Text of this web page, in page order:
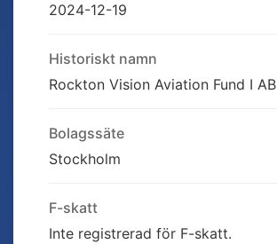
2024-12-19
Historiskt namn
Rockton Vision Aviation Fund I AB
Bolagssäte
Stockholm
F-skatt
Inte registrerad för F-skatt.